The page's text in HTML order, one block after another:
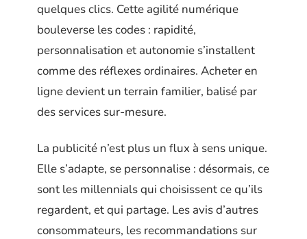
quelques clics. Cette agilité numérique
bouleverse les codes : rapidité,
personnalisation et autonomie s’installent
comme des réflexes ordinaires. Acheter en
ligne devient un terrain familier, balisé par
des services sur-mesure.
La publicité n’est plus un flux à sens unique.
Elle s’adapte, se personnalise : désormais, ce
sont les millennials qui choisissent ce qu’ils
regardent, et qui partage. Les avis d’autres
consommateurs, les recommandations sur